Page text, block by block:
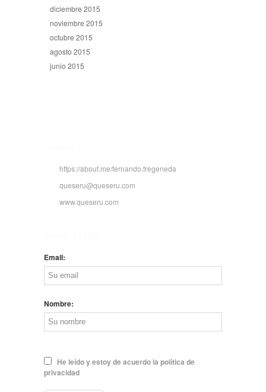
diciembre 2015
noviembre 2015
octubre 2015
agosto 2015
junio 2015
https://about.me/fernando.fregeneda
queseru@queseru.com
www.queseru.com
Email:
Nombre:
He leído y estoy de acuerdo la política de
privacidad